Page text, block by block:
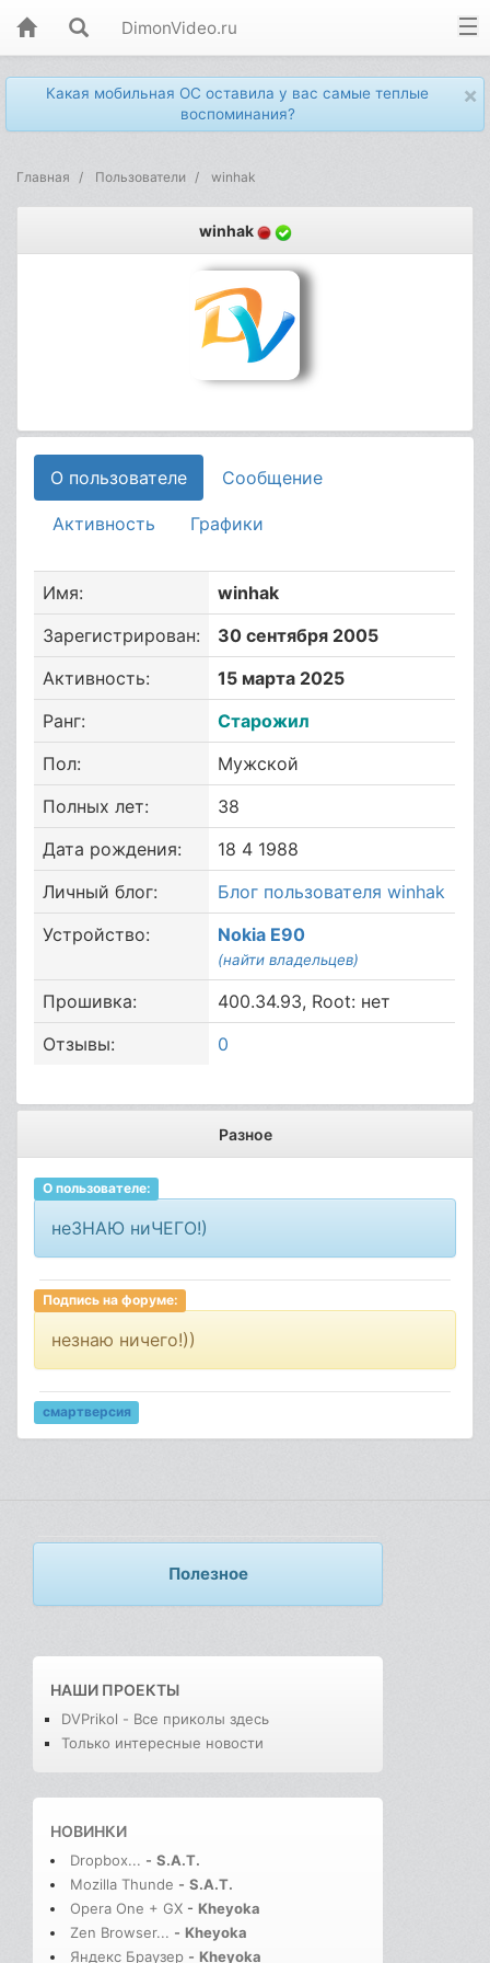
DimonVideo.ru
×
Какая мобильная ОС оставила у вас самые теплые
воспоминания?
Главная Пользователи winhak
winhak
О пользователе Сообщение
Активность Графики
Имя:
winhak
Зарегистрирован:
30 сентября 2005
Активность:
15 марта 2025
Ранг:
Старожил
Пол:
Мужской
Полных лет:
38
Дата рождения:
18 4 1988
Личный блог:
Блог пользователя winhak
Устройство:
Nokia E90
(найти владельцев)
Прошивка:
400.34.93, Root: нет
Отзывы:
0
Разное
О пользователе:
неЗНАЮ ниЧЕГО!)
Подпись на форуме:
незнаю ничего!))
смартверсия
Полезное
НАШИ ПРОЕКТЫ
DVPrikol - Все приколы здесь
Только интересные новости
НОВИНКИ
Dropbox... - S.A.T.
Mozilla Thunde - S.A.T.
Opera One + GX - Kheyoka
Zen Browser... - Kheyoka
Яндекс Браузер - Kheyoka